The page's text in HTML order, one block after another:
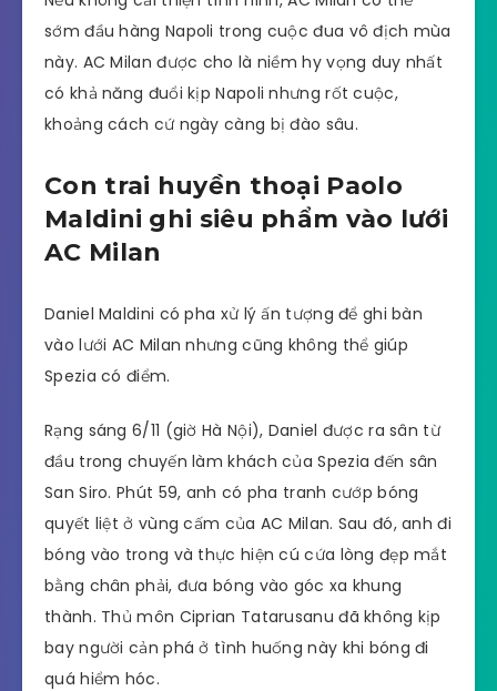
sớm đầu hàng Napoli trong cuộc đua vô địch mùa
này. AC Milan được cho là niềm hy vọng duy nhất
có khả năng đuổi kịp Napoli nhưng rốt cuộc,
khoảng cách cứ ngày càng bị đào sâu.
Con trai huyền thoại Paolo
Maldini ghi siêu phẩm vào lưới
AC Milan
Daniel Maldini có pha xử lý ấn tượng để ghi bàn
vào lưới AC Milan nhưng cũng không thể giúp
Spezia có điểm.
Rạng sáng 6/11 (giờ Hà Nội), Daniel được ra sân từ
đầu trong chuyến làm khách của Spezia đến sân
San Siro. Phút 59, anh có pha tranh cướp bóng
quyết liệt ở vùng cấm của AC Milan. Sau đó, anh đi
bóng vào trong và thực hiện cú cứa lòng đẹp mắt
bằng chân phải, đưa bóng vào góc xa khung
thành. Thủ môn Ciprian Tatarusanu đã không kịp
bay người cản phá ở tình huống này khi bóng đi
quá hiểm hóc.